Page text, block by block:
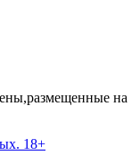
на
18+